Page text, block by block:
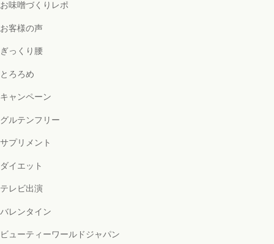
お味噌づくりレポ
お客様の声
ぎっくり腰
とろろめ
キャンペーン
グルテンフリー
サプリメント
ダイエット
テレビ出演
バレンタイン
ビューティーワールドジャパン